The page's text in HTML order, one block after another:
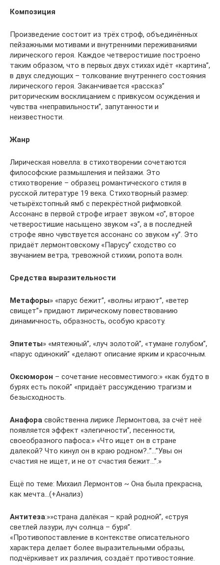
Композиция
Произведение состоит из трёх строф, объединённых
пейзажными мотивами и внутренними переживаниями
лирического героя. Каждое четверостишие построено
таким образом, что в первых двух стихах идёт «картина”,
в двух следующих – толкование внутреннего состояния
лирического героя. Заканчивается «рассказ”
риторическим восклицанием с привкусом осуждения и
чувства «неправильности”, запутанности и
неизвестности.
Жанр
Лирическая новелла: в стихотворении сочетаются
философские размышления и пейзажи. Это
стихотворение – образец романтического стиля в
русской литературе 19 века. Стихотворный размер:
четырёхстопный ямб с перекрёстной рифмовкой.
Ассонанс в первой строфе играет звуком «о”, второе
четверостишие насыщено звуком «э”, а в последней
строфе явно чувствуется ассонанс со звуком «у”. Это
придаёт лермонтовскому «Парусу” сходство со
звучанием ветра, тревожной стихии, ропота волн.
Средства выразительности
Метафоры» «парус бежит”, «волны играют”, «ветер
свищет”» придают лирическому повествованию
динамичность, образность, особую красоту.
Эпитеты» «мятежный”, «луч золотой”, «тумане голубом”,
«парус одинокий” «делают описание ярким и красочным.
Оксюморон – сочетание несовместимого:» «как будто в
бурях есть покой” «придаёт рассуждению трагизм и
безысходность.
Анафора свойственна лирике Лермонтова, за счёт неё
появляется эффект «элегичности”, песенности,
своеобразного пафоса:» «Что ищет он в стране
далекой? Что кинул он в краю родном?..”…”Увы он
счастия не ищет, и не от счастия бежит…”.»
Ещё по теме: Михаил Лермонтов ~ Она была прекрасна,
как мечта…(+Анализ)
Антитеза:»»страна далёкая – край родной”, «струя
светлей лазури, луч солнца – буря”.
«Противопоставление в контекстве описательного
характера делает более выразительными образы,
подчёркивает их различия, создаёт противостояние.